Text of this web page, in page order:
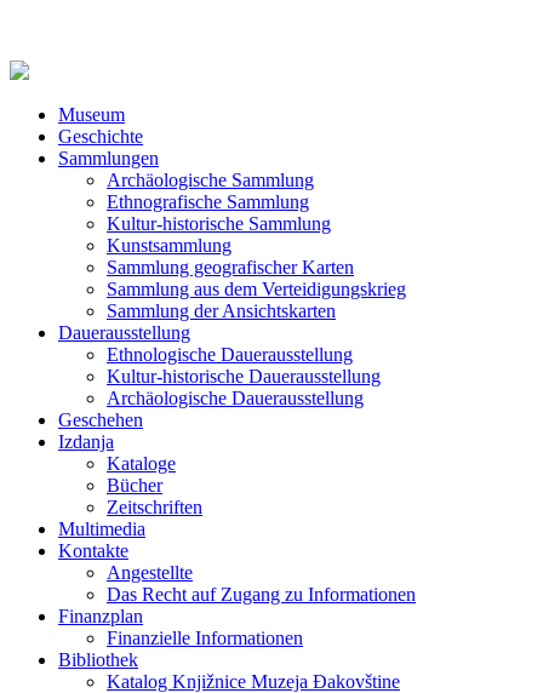
Museum
Geschichte
Sammlungen
Archäologische Sammlung
Ethnografische Sammlung
Kultur-historische Sammlung
Kunstsammlung
Sammlung geografischer Karten
Sammlung aus dem Verteidigungskrieg
Sammlung der Ansichtskarten
Dauerausstellung
Ethnologische Dauerausstellung
Kultur-historische Dauerausstellung
Archäologische Dauerausstellung
Geschehen
Izdanja
Kataloge
Bücher
Zeitschriften
Multimedia
Kontakte
Angestellte
Das Recht auf Zugang zu Informationen
Finanzplan
Finanzielle Informationen
Bibliothek
Katalog Knjižnice Muzeja Đakovštine